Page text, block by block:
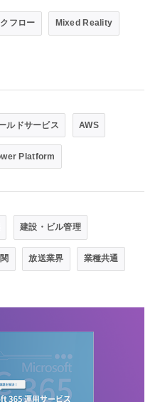
フロー Mixed Reality
ルドサービス AWS
Platform
建設・ビル管理
放送業界 業種共通